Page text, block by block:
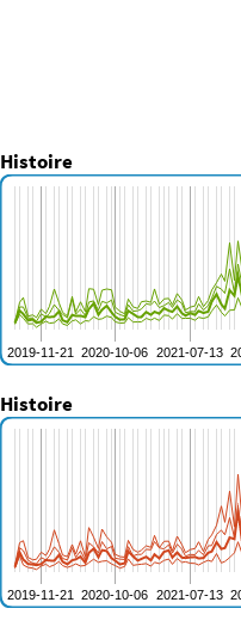
Histoire
Histoire